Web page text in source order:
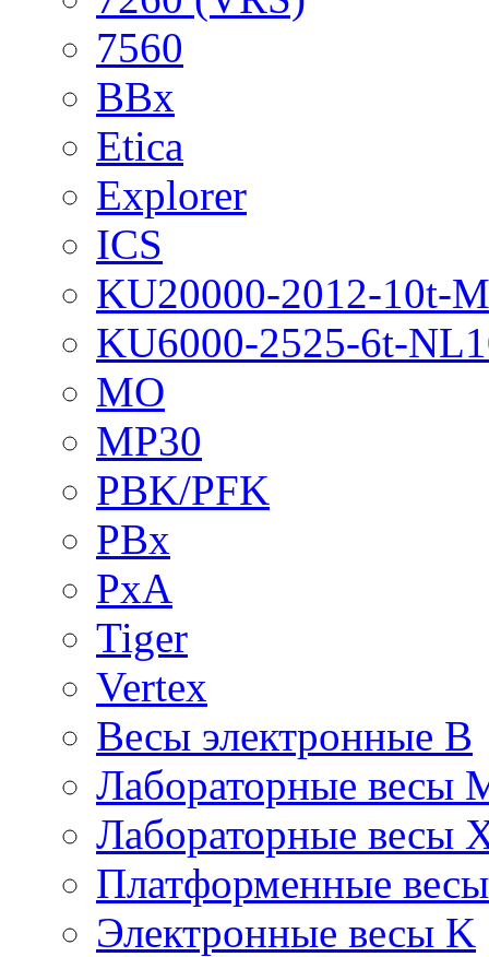
7560
BBx
Etica
Explorer
ICS
KU20000-2012-10t-
KU6000-2525-6t-
MO
MP30
PBK/PFK
PBx
PxA
Tiger
Vertex
Весы электронные B
Лабораторные весы
Лабораторные весы
Платформенные
Электронные весы K